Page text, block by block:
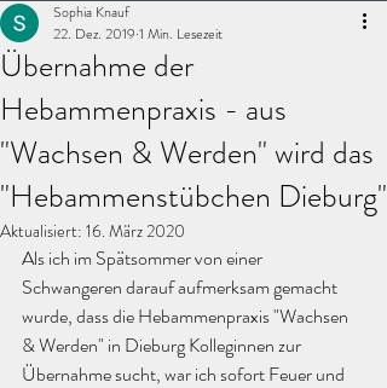
Übernahme der
Hebammenpraxis - aus
"Wachsen & Werden" wird das
"Hebammenstübchen Dieburg"
Sophia Knauf
22. Dez. 2019 1 Min. Lesezeit
Aktualisiert: 16. März 2020
Als ich im Spätsommer von einer
Schwangeren darauf aufmerksam gemacht
wurde, dass die Hebammenpraxis "Wachsen
& Werden" in Dieburg Kolleginnen zur
Übernahme sucht, war ich sofort Feuer und